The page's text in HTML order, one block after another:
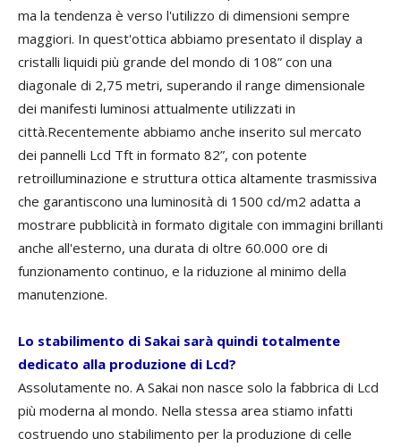
ma la tendenza è verso l'utilizzo di dimensioni sempre
maggiori. In quest'ottica abbiamo presentato il display a
cristalli liquidi più grande del mondo di 108” con una
diagonale di 2,75 metri, superando il range dimensionale
dei manifesti luminosi attualmente utilizzati in
città.Recentemente abbiamo anche inserito sul mercato
dei pannelli Lcd Tft in formato 82”, con potente
retroilluminazione e struttura ottica altamente trasmissiva
che garantiscono una luminosità di 1500 cd/m2 adatta a
mostrare pubblicità in formato digitale con immagini brillanti
anche all'esterno, una durata di oltre 60.000 ore di
funzionamento continuo, e la riduzione al minimo della
manutenzione.
Lo stabilimento di Sakai sarà quindi totalmente
dedicato alla produzione di Lcd?
Assolutamente no. A Sakai non nasce solo la fabbrica di Lcd
più moderna al mondo. Nella stessa area stiamo infatti
costruendo uno stabilimento per la produzione di celle